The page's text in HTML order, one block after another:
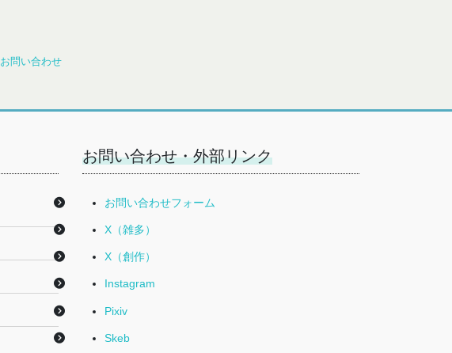
お問い合わせ
お問い合わせ・外部リンク
お問い合わせフォーム
X（雑多）
X（創作）
Instagram
Pixiv
Skeb